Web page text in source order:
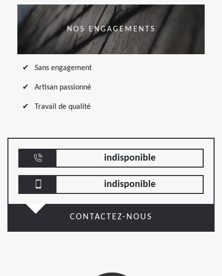
NOS ENGAGEMENTS
Sans engagement
Artisan passionné
Travail de qualité
indisponible
indisponible
CONTACTEZ-NOUS